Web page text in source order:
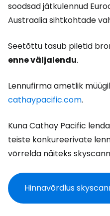
soodsad jätkulennud
Austraalia sihtkohtade
Seetõttu tasub piletid
enne väljalendu.
Lennufirma ametlik
cathaypacific.com.
Kuna Cathay Pacific
teiste konkureerivate
võrrelda näiteks
Hinnavõrdlus